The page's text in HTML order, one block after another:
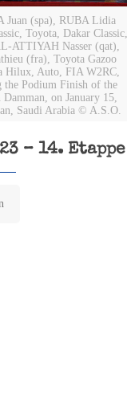
Juan (spa), RUBA Lidia
Toyota, Dakar Classic,
ATTIYAH Nasser (qat),
(fra), Toyota Gazoo
Hilux, Auto, FIA W2RC,
the Podium Finish of the
on January 15,
Saudi Arabia © A.S.O.
– 14. Etappe